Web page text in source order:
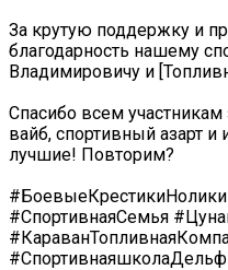
За крутую поддержку и
благодарность нашему
Владимировичу и
Спасибо всем
вайб, спортивный азарт
лучшие! Повторим?
#СпортивнаяСемья